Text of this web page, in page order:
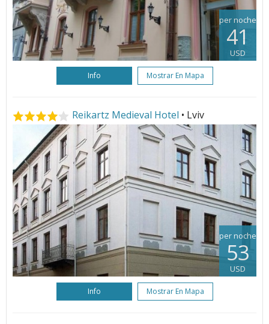
per noche
41
USD
Info Mostrar En Mapa
Reikartz Medieval Hotel • Lviv
per noche
53
USD
Info Mostrar En Mapa